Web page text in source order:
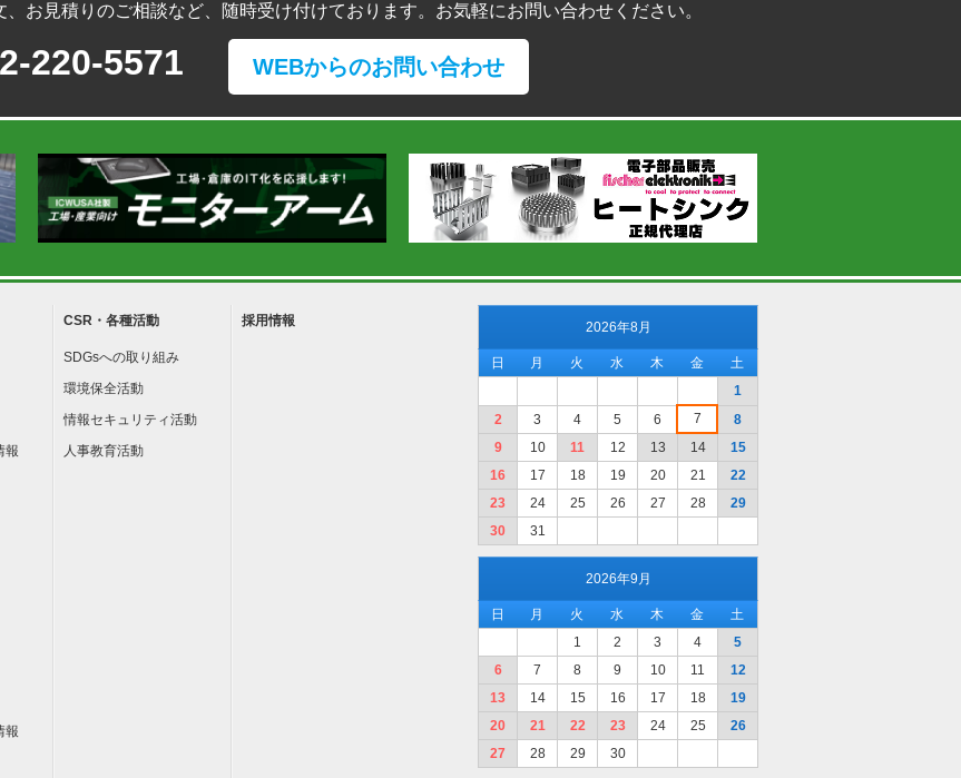
お見積りのご相談など、随時受け付けております。お気軽にお問い合わせください。
220-5571 WEBからのお問い合わせ
報
報
CSR・各種活動
SDGsへの取り組み
環境保全活動
情報セキュリティ活動
人事教育活動
採用情報 2026年8月
日 月 火 水 木 金
土
1
2
3 4 5 6 7
8
9
10 11 12 13 14
15
16
17 18 19 20 21
22
23
24 25 26 27 28
29
30
31
2026年9月
日 月 火 水 木 金
土
1
2 3 4
5
6
7 8 9 10 11
12
13
14 15 16 17 18
19
20
21 22 23 24 25
26
27
28 29 30